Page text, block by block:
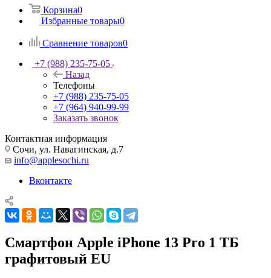
Корзина0
Избранные товары0
Сравнение товаров0
+7 (988) 235-75-05
Назад
Телефоны
+7 (988) 235-75-05
+7 (964) 940-99-99
Заказать звонок
Контактная информация
Сочи, ул. Навагинская, д.7
info@applesochi.ru
Вконтакте
Смартфон Apple iPhone 13 Pro 1 ТБ
графитовый EU